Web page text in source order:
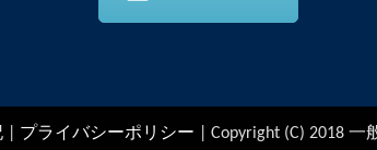
プライバシーポリシー | Copyright (C) 2018